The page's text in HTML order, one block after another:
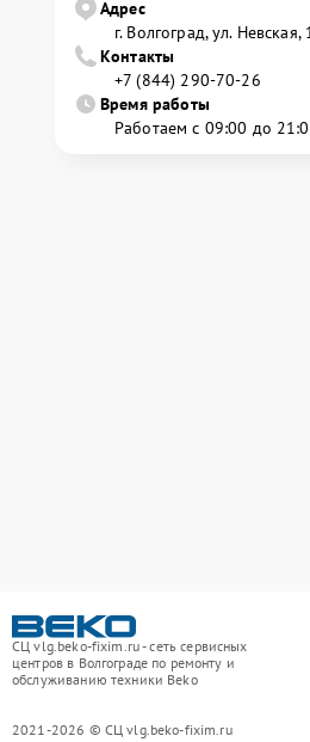
Адрес
г. Волгоград, ул. Невская,
Контакты
+7 (844) 290-70-26
Время работы
Работаем с 09:00 до
СЦ vlg.beko-fixim.ru - сеть сервисных
центров в Волгограде по ремонту и
обслуживанию техники Beko
2021-2026 © СЦ vlg.beko-fixim.ru